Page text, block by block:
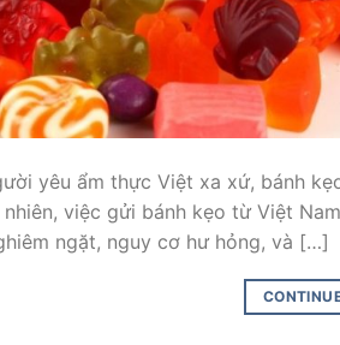
yêu ẩm thực Việt xa xứ, bánh
nhiên, việc gửi bánh kẹo từ Việt
ngặt, nguy cơ hư hỏng, và […]